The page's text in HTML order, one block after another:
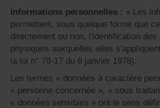
Informations personnelles : « Les
permettent, sous quelque forme que
directement ou non, l'identification des
physiques auxquelles elles
la loi n° 78-17 du 6 janvier 1978).
Les termes « données à caractère
« personne concernée », « sous
« données sensibles » ont le sens